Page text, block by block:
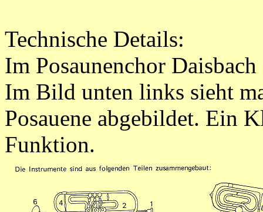
Technische Details:
Im Posaunenchor
Im Bild unten links sieht
Posauene abgebildet. Ein
Funktion.